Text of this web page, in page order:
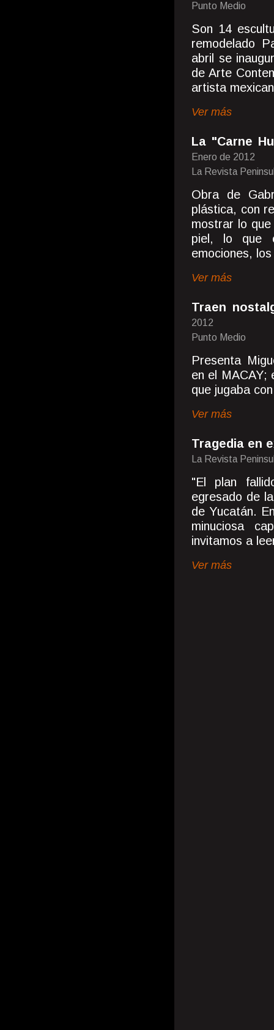
Punto Medio
Son 14
remodelado
abril se
de Arte
artista
Ver más
La "Carne
Enero de 2012
La Revista
Obra de
plástica, con
mostrar lo
piel, lo que
emociones,
Ver más
Traen
2012
Punto Medio
Presenta
en el MACAY;
que jugaba
Ver más
Tragedia en
La Revista
"El plan
egresado de
de Yucatán.
minuciosa
invitamos a
Ver más